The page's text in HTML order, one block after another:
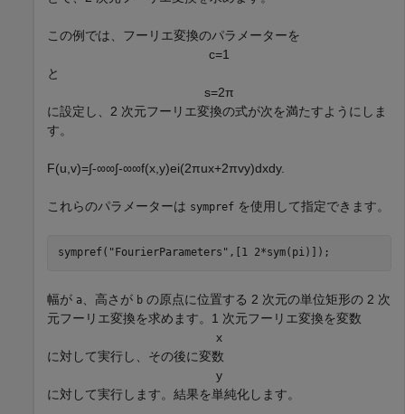
この例では、フーリエ変換のパラメーターを
c=1
と
s=2π
に設定し、2 次元フーリエ変換の式が次を満たすようにしま
す。
F(u v)=∫-∞∞∫-∞∞f(x y)ei(2πux+2πvy)dxdy.
これらのパラメーターは sympref を使用して指定できます。
sympref( "FourierParameters" ,[1 2*sym(pi)]);
幅が a 、高さが b の原点に位置する 2 次元の単位矩形の 2 次
元フーリエ変換を求めます。1 次元フーリエ変換を変数
x
に対して実行し、その後に変数
y
に対して実行します。結果を単純化します。